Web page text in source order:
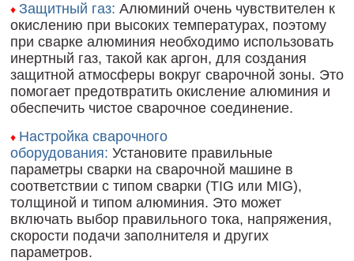
♦ Защитный газ: Алюминий очень чувствителен к
окислению при высоких температурах, поэтому
при сварке алюминия необходимо использовать
инертный газ, такой как аргон, для создания
защитной атмосферы вокруг сварочной зоны. Это
помогает предотвратить окисление алюминия и
обеспечить чистое сварочное соединение.
♦ Настройка сварочного
оборудования: Установите правильные
параметры сварки на сварочной машине в
соответствии с типом сварки (TIG или MIG),
толщиной и типом алюминия. Это может
включать выбор правильного тока, напряжения,
скорости подачи заполнителя и других
параметров.